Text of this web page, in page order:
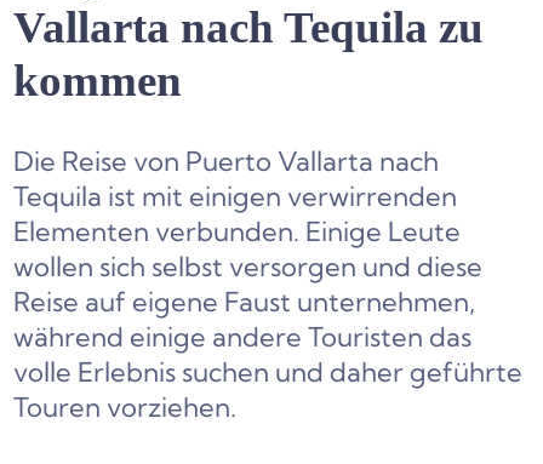
Vallarta nach Tequila zu
kommen
Die Reise von Puerto Vallarta nach
Tequila ist mit einigen verwirrenden
Elementen verbunden. Einige Leute
wollen sich selbst versorgen und diese
Reise auf eigene Faust unternehmen,
während einige andere Touristen das
volle Erlebnis suchen und daher geführte
Touren vorziehen.